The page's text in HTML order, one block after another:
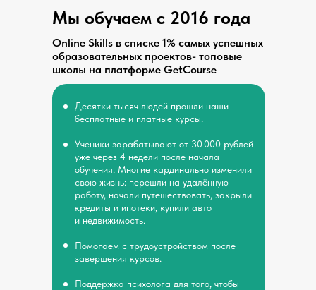
Мы обучаем с 2016 года
Десятки тысяч людей прошли наши
бесплатные и платные курсы.
Ученики зарабатывают от 30 000 рублей
уже через 4 недели после начала
обучения. Многие кардинально изменили
свою жизнь: перешли на удалённую
работу, начали путешествовать, закрыли
кредиты и ипотеки, купили авто
и недвижимость.
Помогаем с трудоустройством после
завершения курсов.
Поддержка психолога для того, чтобы
Online Skills в списке 1% самых успешных
образовательных проектов- топовые
школы на платформе GetCourse